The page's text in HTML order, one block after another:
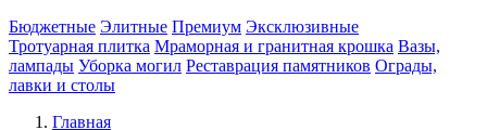
Бюджетные Элитные Премиум Эксклюзивные
Тротуарная плитка Мраморная и гранитная крошка Вазы,
лампады Уборка могил Реставрация памятников Ограды,
лавки и столы
Главная